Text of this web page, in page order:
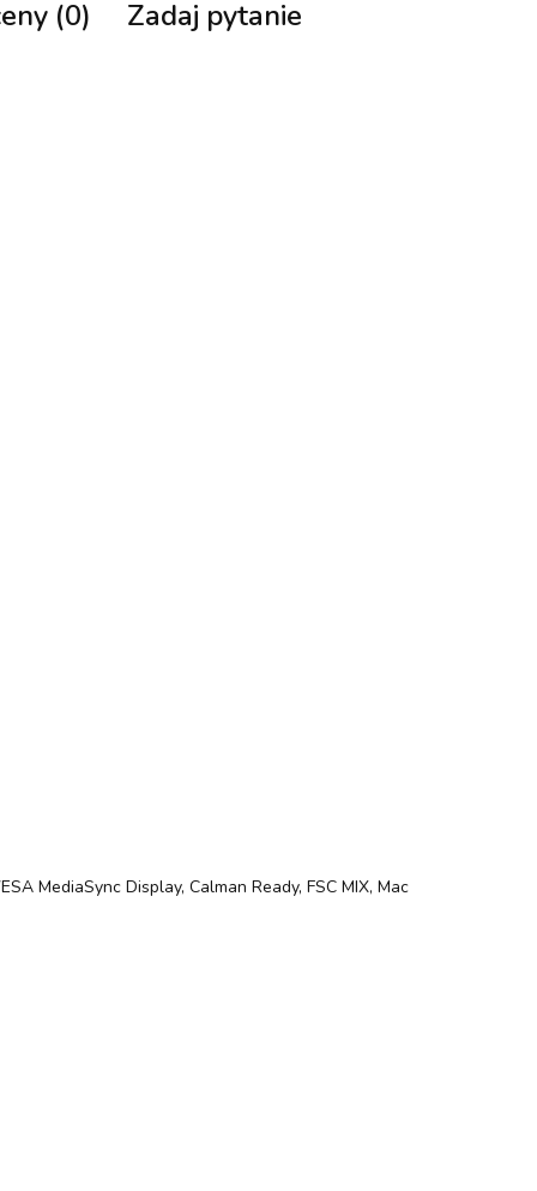
(0) Zadaj pytanie
MediaSync Display, Calman Ready, FSC MIX, Mac